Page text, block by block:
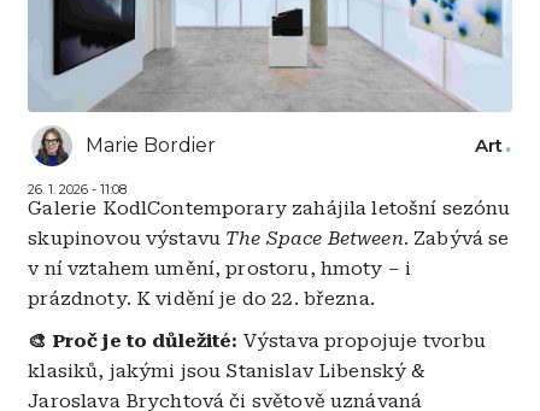
Marie Bordier
26. 1. 2026 - 11:08
Art
Galerie KodlContemporary zahájila letošní sezónu
skupinovou výstavu The Space Between. Zabývá se
v ní vztahem umění, prostoru, hmoty – i
prázdnoty. K vidění je do 22. března.
🎨 Proč je to důležité: Výstava propojuje tvorbu
klasiků, jakými jsou Stanislav Libenský &
Jaroslava Brychtová či světově uznávaná